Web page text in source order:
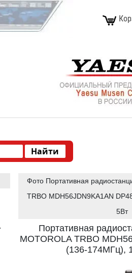
Фото Портативная
TRBO MDH56JDN9KA1AN
5Вт
Портативная
MOTOROLA TRBO
(136-174МГц),